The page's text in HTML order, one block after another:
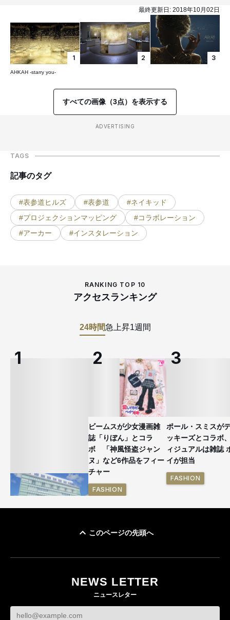
最終更新日: 2018年10月02日
1
AHKAH -starry you-
2 3
すべての画像（3点）を表示する
ADVERTISING
TAGS
記事のタグ
#表参道ヒルズ #表参道
#ネイキッド
#プロジェクションマッピング
#コラボレーション
#アーカー
#インスタレーション
RANKING TOP 10
アクセスランキング
24時間急上昇1週間
ビームスが少女漫画雑
誌「りぼん」とコラ
ボ 「神風怪盗ジャン
ヌ」など6作品をフィー
チャー
FASHION
ポール・スミスが
ッキーズとコラボ
ィジュアルは雑誌
イが担当
FASHION
このページの先頭へ
NEWS LETTER
ニュースレター